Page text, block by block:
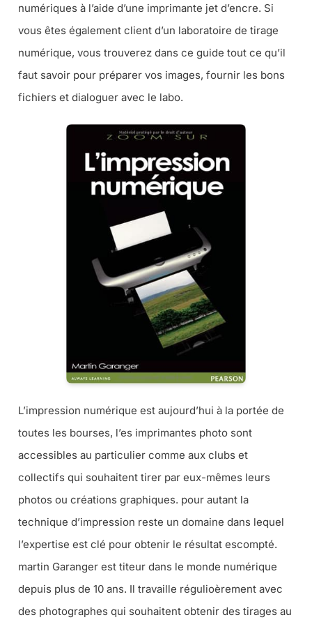
numériques à l’aide d’une imprimante jet d’encre. Si
vous êtes également client d’un laboratoire de tirage
numérique, vous trouverez dans ce guide tout ce qu’il
faut savoir pour préparer vos images, fournir les bons
fichiers et dialoguer avec le labo.
L’impression numérique est aujourd’hui à la portée de
toutes les bourses, l’es imprimantes photo sont
accessibles au particulier comme aux clubs et
collectifs qui souhaitent tirer par eux-mêmes leurs
photos ou créations graphiques. pour autant la
technique d’impression reste un domaine dans lequel
l’expertise est clé pour obtenir le résultat escompté.
martin Garanger est titeur dans le monde numérique
depuis plus de 10 ans. Il travaille régulioèrement avec
des photographes qui souhaitent obtenir des tirages au